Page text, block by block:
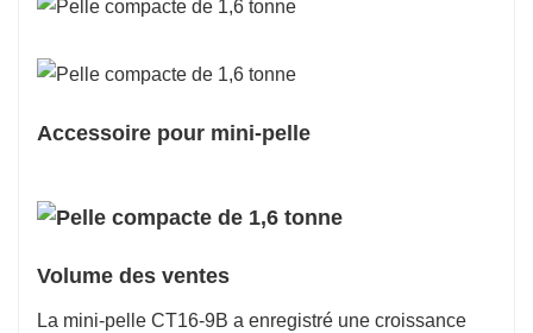
Accessoire pour mini-pelle
Volume des ventes
La mini-pelle CT16-9B a enregistré une croissance